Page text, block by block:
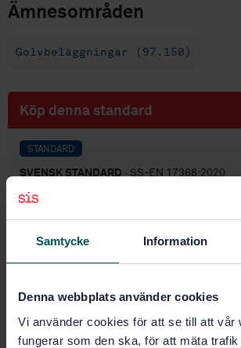
Samtycke Information
Denna webbplats använder cookies
Vi använder cookies för att se till att vår
fungerar som den ska, för att mäta
Ämnesområden
Golvbeläggningar (97.150)
Köp denna standard
STANDARD
SVENSK STANDARD · SS-EN 17368:2020
Golvmaterial - Laminatgolv -
Prenumerera på
PDF